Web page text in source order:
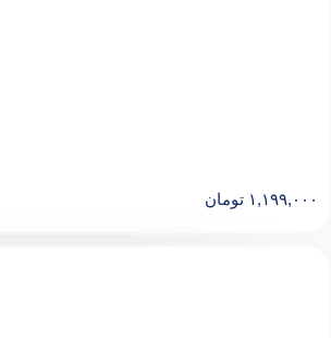
۱,۱۹۹,۰۰۰ تومان